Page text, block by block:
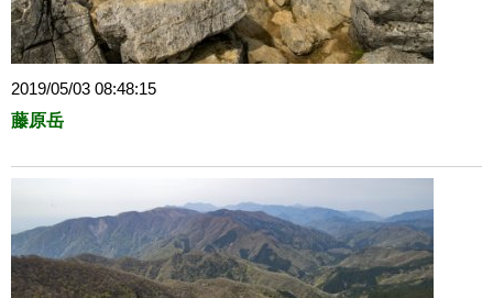
2019/05/03 08:48:15
藤原岳